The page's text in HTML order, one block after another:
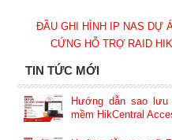
ĐẦU GHI HÌNH IP NAS DỰ
CỨNG HỖ TRỢ RAID
TIN TỨC MỚI
Hướng dẫn sao
mềm HikCentral